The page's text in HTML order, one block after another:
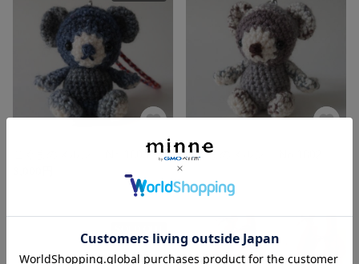
こぐまのメルシー No.1803
こぐまのメルシー No.1802